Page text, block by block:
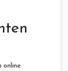
online